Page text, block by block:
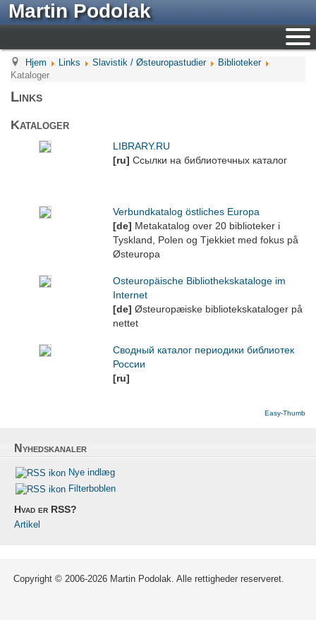
Martin Podolak
Hjem Links Slavistik / Østeuropastudier
Biblioteker
Kataloger
Links
Kataloger
LIBRARY.RU
[ru] Ссылки на библиотечных каталог
Verbundkatalog östliches Europa
[de] Metakatalog over 20 biblioteker i
Tyskland, Polen og Tjekkiet med fokus på
Østeuropa
Osteuropäische Bibliothekskataloge im
Internet
[de] Østeuropæiske bibliotekskataloger på
nettet
Сводный каталог периодики библиотек
России
[ru]
Easy-Thumb
Nyhedskanaler
Nye indlæg
Filterboblen
Hvad er RSS?
Artikel
Copyright © 2006-2026 Martin Podolak. Alle rettigheder reserveret.